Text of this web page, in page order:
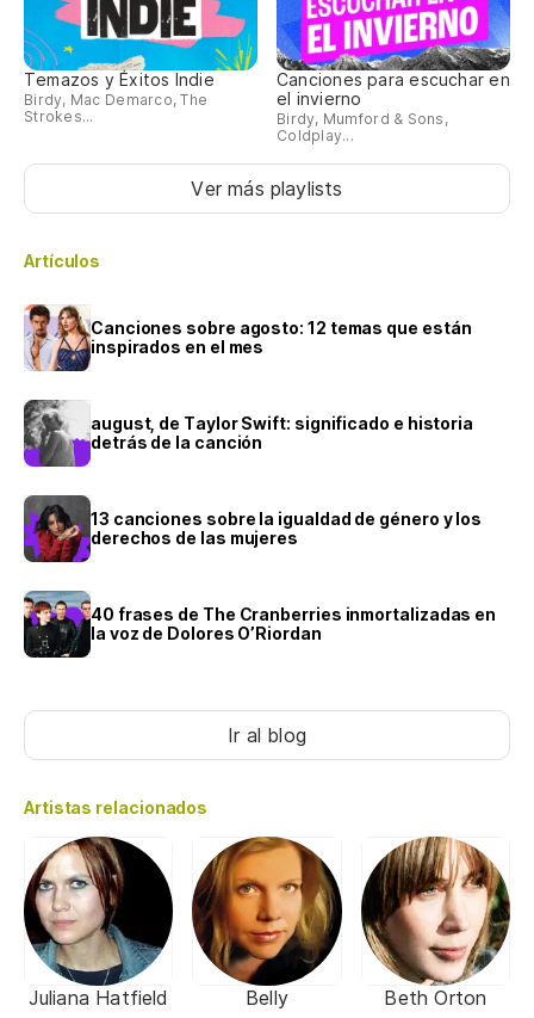
Temazos y Éxitos Indie
Birdy, Mac Demarco, The
Strokes...
Canciones para escuchar en
el invierno
Birdy, Mumford & Sons,
Coldplay...
Ver más playlists
Artículos
Canciones sobre agosto: 12 temas que están
inspirados en el mes
august, de Taylor Swift: significado e historia
detrás de la canción
13 canciones sobre la igualdad de género y los
derechos de las mujeres
40 frases de The Cranberries inmortalizadas en
la voz de Dolores O’Riordan
Ir al blog
Artistas relacionados
Juliana Hatfield Belly Beth Orton